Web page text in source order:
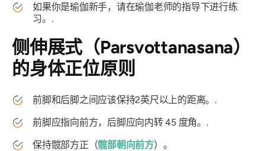
如果你是瑜伽新手，请在瑜伽老师的指导下进行练
习。.
侧伸展式（Parsvottanasana）
的身体正位原则
前脚和后脚之间应该保持2英尺以上的距离。.
前脚应指向前方，后脚应向内转 45 度角。.
保持髋部方正（髋部朝向前方）。